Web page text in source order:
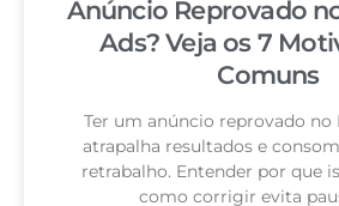
Anúncio Reprovado
Ads? Veja os 7
Comuns
Ter um anúncio reprovado no
atrapalha resultados e
retrabalho. Entender por que
como corrigir evita